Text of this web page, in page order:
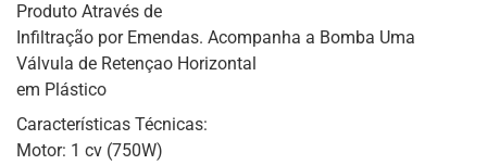
Produto Através de
Infiltração por Emendas. Acompanha a Bomba Uma
Válvula de Retençao Horizontal
em Plástico
Características Técnicas:
Motor: 1 cv (750W)